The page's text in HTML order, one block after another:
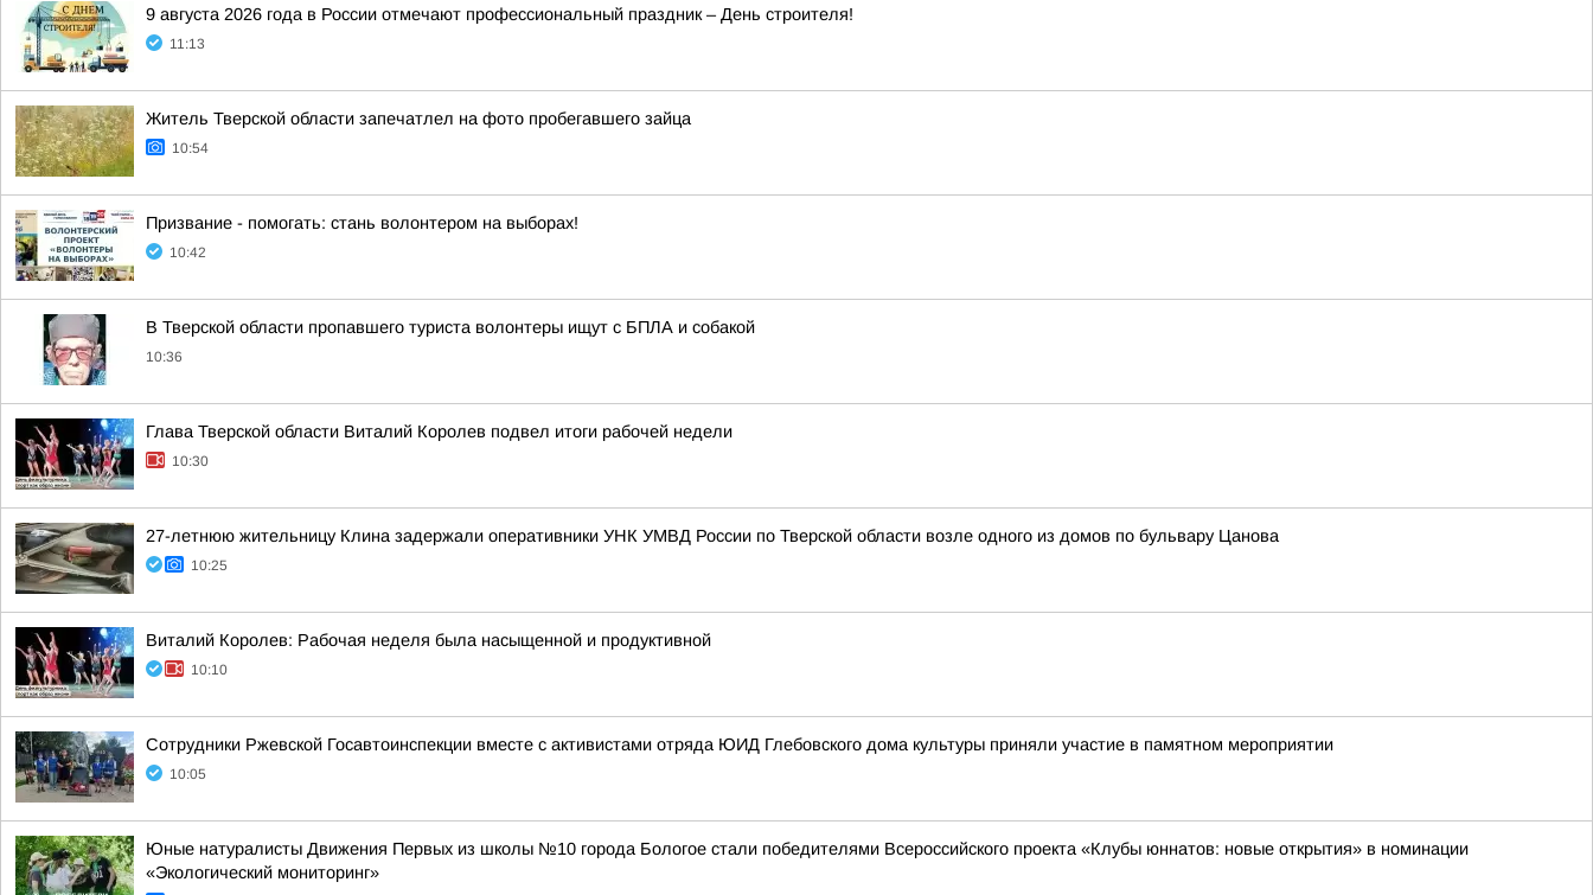
9 августа 2026 года в России отмечают профессиональный праздник – День строителя!
11:13
Житель Тверской области запечатлел на фото пробегавшего зайца
10:54
Призвание - помогать: стань волонтером на выборах!
10:42
В Тверской области пропавшего туриста волонтеры ищут с БПЛА и собакой
10:36
Глава Тверской области Виталий Королев подвел итоги рабочей недели
10:30
27-летнюю жительницу Клина задержали оперативники УНК УМВД России по Тверской области возле одного из домов по бульвару Цанова
10:25
Виталий Королев: Рабочая неделя была насыщенной и продуктивной
10:10
Сотрудники Ржевской Госавтоинспекции вместе с активистами отряда ЮИД Глебовского дома культуры приняли участие в памятном мероприятии
10:05
Юные натуралисты Движения Первых из школы №10 города Бологое стали победителями Всероссийского проекта «Клубы юннатов: новые открытия» в номинации
«Экологический мониторинг»